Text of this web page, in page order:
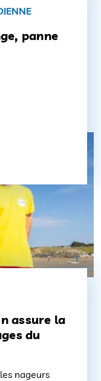
panne
assure la
du
nageurs